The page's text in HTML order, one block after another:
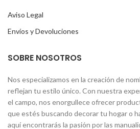
Aviso Legal
Envíos y Devoluciones
SOBRE NOSOTROS
Nos especializamos en la creación de
reflejan tu estilo único. Con nuestra
el campo, nos enorgullece ofrecer
que estés buscando decorar tu hogar o
aquí encontrarás la pasión por las